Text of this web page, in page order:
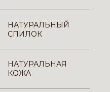
НАТУРАЛЬНЫЙ
СПИЛОК
НАТУРАЛЬНАЯ
КОЖА